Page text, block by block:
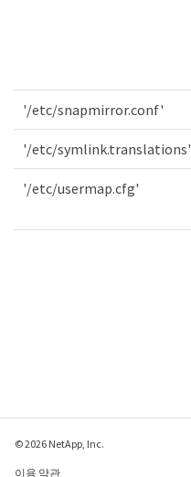
'/etc/snapmirror.conf'
'/etc/symlink.translations'
'/etc/usermap.cfg'
© 2026 NetApp, Inc.
이용 약관